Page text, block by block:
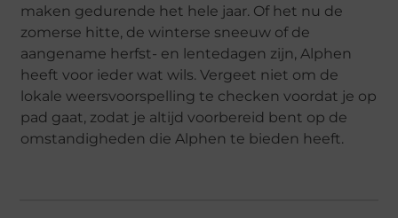
maken gedurende het hele jaar. Of het nu de
zomerse hitte, de winterse sneeuw of de
aangename herfst- en lentedagen zijn, Alphen
heeft voor ieder wat wils. Vergeet niet om de
lokale weersvoorspelling te checken voordat je op
pad gaat, zodat je altijd voorbereid bent op de
omstandigheden die Alphen te bieden heeft.